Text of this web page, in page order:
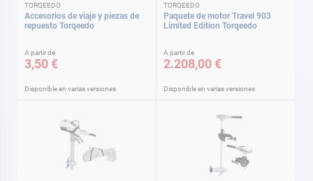
TORQEEDO
Accesorios de viaje y piezas de
repuesto Torqeedo
A partir de
3,50 €
Disponible en varias versiones
TORQEEDO
Paquete de motor Travel 903
Limited Edition Torqeedo
A partir de
2.208,00 €
Disponible en varias versiones